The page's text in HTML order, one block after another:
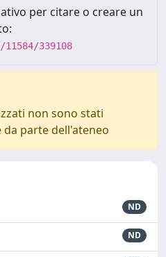
per citare o creare un
339108
non sono stati
parte dell'ateneo
ND
ND